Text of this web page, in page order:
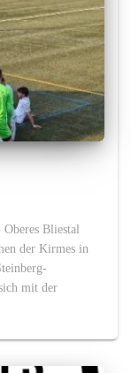
Bliestal
der Kirmes in
mit der